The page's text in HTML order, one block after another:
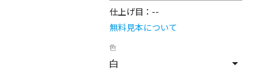
仕上げ目： --
無料見本について
色